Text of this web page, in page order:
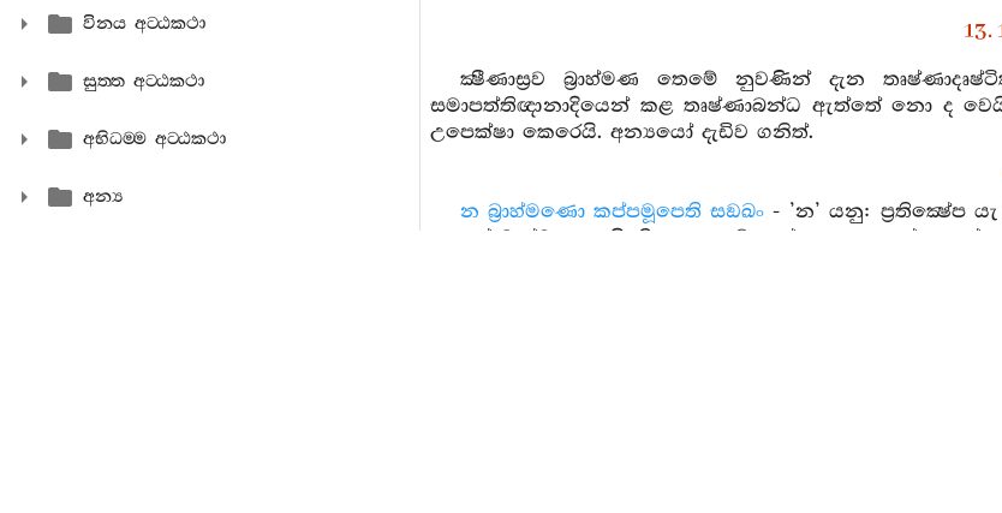
විනය අට‍්ඨකථා
සුත‍්ත අට‍්ඨකථා
අභිධම‍්ම අට‍්ඨකථා
අන්‍ය
13.
ක්‍ෂීණාස්‍රව බ්‍රාහ්මණ තෙමේ නුවණින් දැන
සමාපත්තිඥානාදියෙන් කළ තෘෂ්ණාබන්ධ ඇත්තේ නො ද
උපෙක්ෂා කෙරෙයි. අන්‍යයෝ දැඩිව ගනිත්.
න බ්‍රාහ්මණො කප්පමූපෙති සඞඛං - ’න’ යනු: ප්‍රතික්‍ෂේප
… හේ බ්‍රාහ්මණ යැයි කියනු ලැබේ. කප්පා යනු: